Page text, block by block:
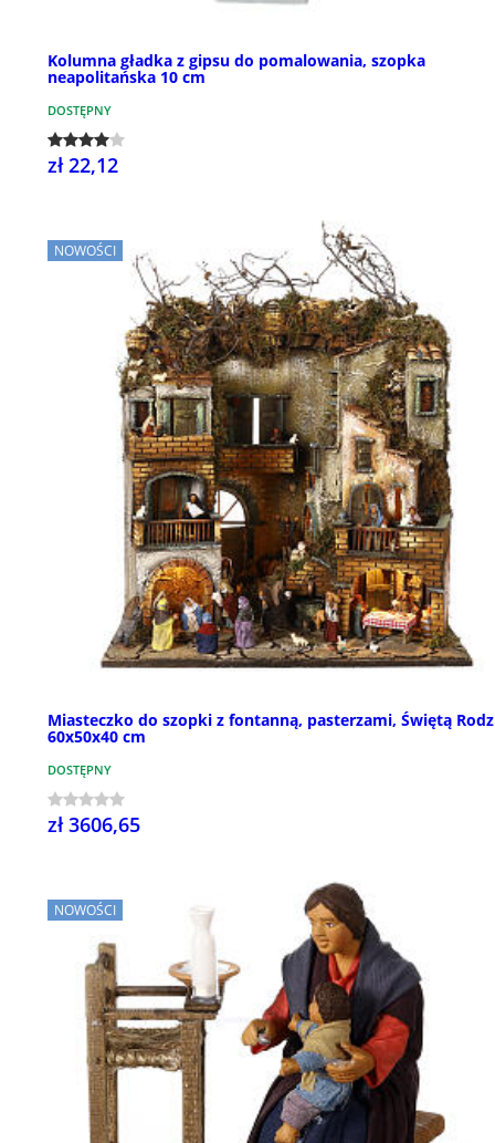
Kolumna gładka z gipsu do pomalowania, szopka
neapolitańska 10 cm
DOSTĘPNY
zł 22,12
NOWOŚCI
Miasteczko do szopki z fontanną, pasterzami, Świętą
60x50x40 cm
DOSTĘPNY
zł 3606,65
NOWOŚCI